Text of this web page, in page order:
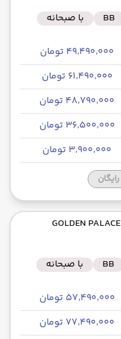
BB با صبحانه
۴۹٬۴۹۰٬۰۰۰ تومان
۶۱٬۴۹۰٬۰۰۰ تومان
۴۸٬۷۹۰٬۰۰۰ تومان
۳۶٬۵۰۰٬۰۰۰ تومان
۳٬۹۰۰٬۰۰۰ تومان
|
BB با صبحانه
۵۷٬۴۹۰٬۰۰۰ تومان
۷۷٬۴۹۰٬۰۰۰ تومان